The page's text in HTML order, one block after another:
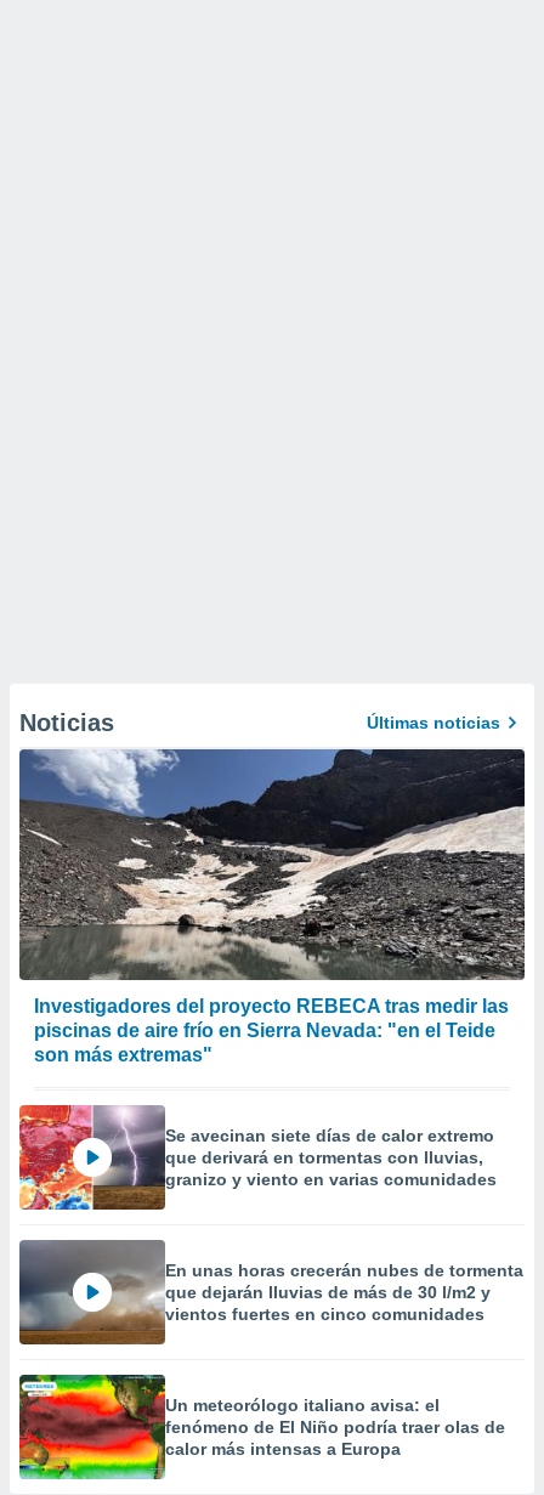
Noticias Últimas noticias
Investigadores del proyecto REBECA tras medir las
piscinas de aire frío en Sierra Nevada: "en el Teide
son más extremas"
Se avecinan siete días de calor extremo
que derivará en tormentas con lluvias,
granizo y viento en varias comunidades
En unas horas crecerán nubes de tormenta
que dejarán lluvias de más de 30 l/m2 y
vientos fuertes en cinco comunidades
Un meteorólogo italiano avisa: el
fenómeno de El Niño podría traer olas de
calor más intensas a Europa